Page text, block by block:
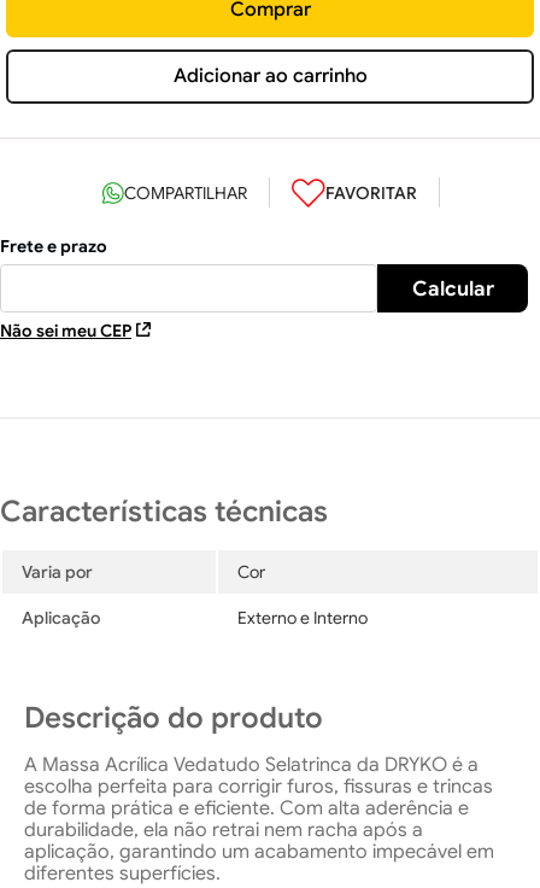
Adicionar ao carrinho
Comprar
Não sei meu CEP
Varia por Cor
Aplicação Externo e Interno
Descrição do produto
A Massa Acrílica Vedatudo Selatrinca da DRYKO é a
escolha perfeita para corrigir furos, fissuras e trincas
de forma prática e eficiente. Com alta aderência e
durabilidade, ela não retrai nem racha após a
aplicação, garantindo um acabamento impecável em
diferentes superfícies.